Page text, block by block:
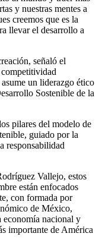
y nuestras mentes a
creemos que es la
llevar el desarrollo a
señaló el
un liderazgo ético
Sostenible de la
pilares del modelo de
guiado por la
responsabilidad
Vallejo, estos
están enfocados
con formada por
de México,
economía nacional y
importante de América